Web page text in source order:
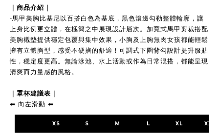
｜商品介紹｜
-馬甲美胸比基尼以百搭白色為基底，黑色滾邊勾勒整體輪廓，讓
上身比例更立體，在極簡之中展現設計層次。加寬式馬甲剪裁搭配
美胸襯墊提供穩定包覆與集中效果，小胸及上胸無肉女孩都能輕鬆
擁有立體胸型 ，感受不硬擠的舒適！ 可調式下圍背勾設計提升服貼
性，穩定度更高。無論泳池、水上活動或作為日常混搭，都能呈現
清爽而力量感的風格。
｜ 罩杯建議表｜
⬅︎ 向左滑動 ⬅︎
XS S M L XL XXL